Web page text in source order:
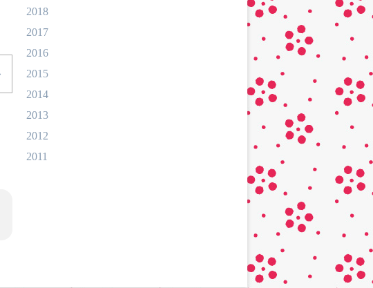
2018
2017
2016
2015
2014
2013
2012
2011